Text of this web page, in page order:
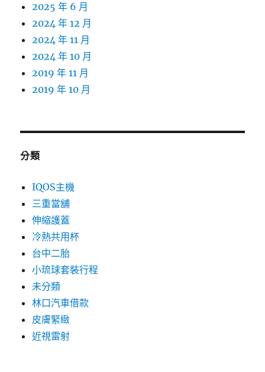
2025 年 6 月
2024 年 12 月
2024 年 11 月
2024 年 10 月
2019 年 11 月
2019 年 10 月
分類
IQOS主機
三重當舖
伸縮護蓋
冷熱共用杯
台中二胎
小琉球套裝行程
未分類
林口汽車借款
皮膚緊緻
近視雷射